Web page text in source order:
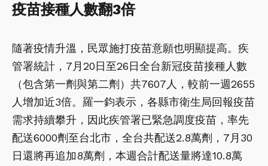
疫苗接種人數翻3倍
隨著疫情升溫，民眾施打疫苗意願也明顯提高。疾
管署統計，7月20日至26日全台新冠疫苗接種人數
（包含第一劑與第二劑）共7607人，較前一週2655
人增加近3倍。羅一鈞表示，各縣市衛生局回報疫苗
需求持續攀升，因此疾管署已緊急調度疫苗，率先
配送6000劑至台北市，全台共配送2.8萬劑，7月30
日還將再追加8萬劑，本週合計配送量將達10.8萬